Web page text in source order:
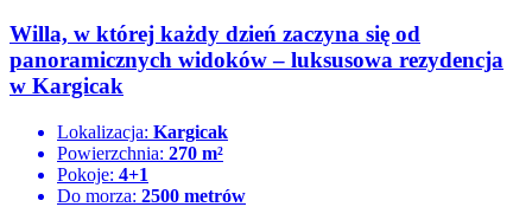
Willa, w której każdy dzień zaczyna się od
panoramicznych widoków – luksusowa rezydencja
w Kargicak
Lokalizacja: Kargicak
Powierzchnia: 270 m²
Pokoje: 4+1
Do morza: 2500 metrów